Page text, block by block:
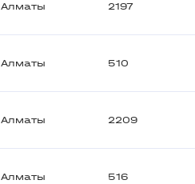
Алматы 2197
Алматы 510
Алматы 2209
Алматы 516